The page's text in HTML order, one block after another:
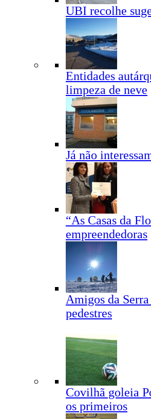
UBI recolhe
Entidades
limpeza de neve
Já não
“As Casas da
empreendedoras
Amigos da
pedestres
Covilhã goleia
os primeiros